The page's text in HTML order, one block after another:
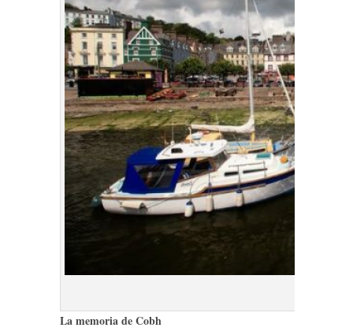
La memoria de Cobh